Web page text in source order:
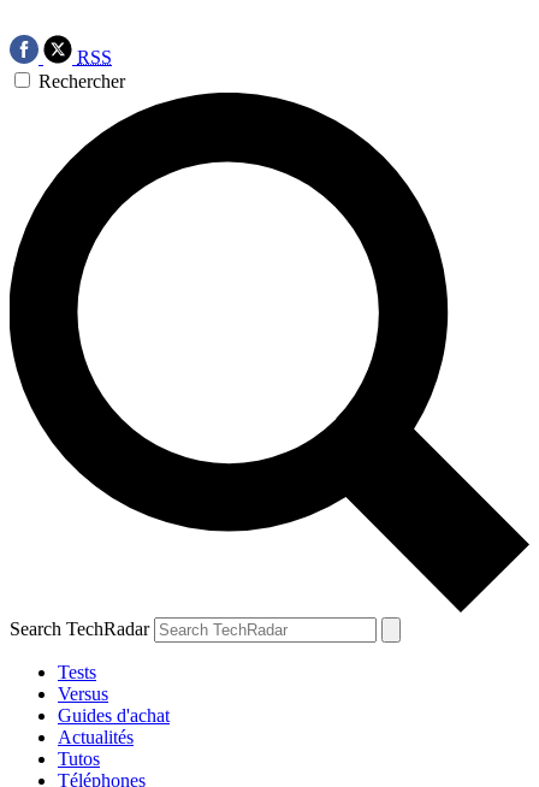
RSS
Rechercher
Search TechRadar
Tests
Versus
Guides d'achat
Actualités
Tutos
Téléphones